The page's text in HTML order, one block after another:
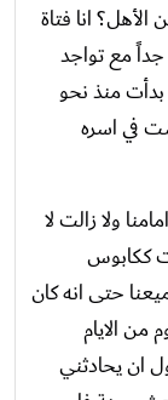
انا فتاة
مع تواجد
منذ نحو
في اسره
ولا زالت لا
ككابوس
حتى انه كان
من الايام
ان يحادثني